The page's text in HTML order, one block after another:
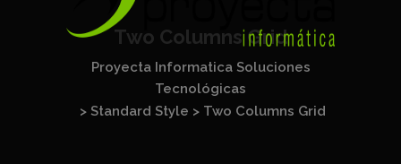
Two Columns Grid
Proyecta Informatica Soluciones
Tecnológicas
> Standard Style > Two Columns Grid